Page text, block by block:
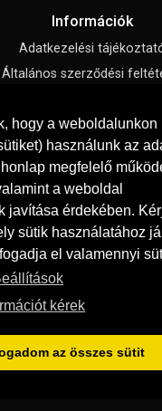
hogy a weboldalunkon
használunk az
megfelelő
a weboldal
javítása érdekében.
sütik használatához
el valamennyi
kérek
az összes sütit
Információk
Adatkezelési
Általános szerződési
Süti beállítások
Menü
Hírek, cikkek
Kapcsolat
Letölthető katalógusok
Szállítás és fizetés
Vásárlási feltételek
Minden